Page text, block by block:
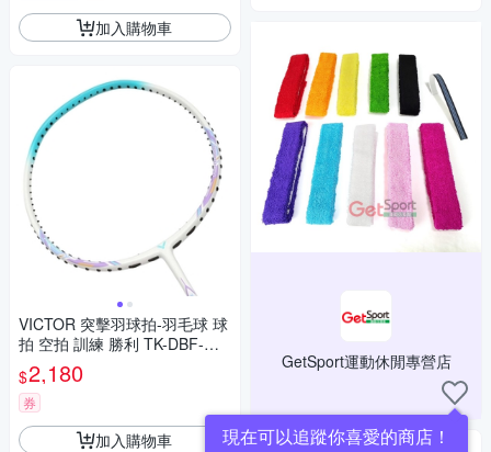
加入購物車
VICTOR 突擊羽球拍-羽毛球 球
拍 空拍 訓練 勝利 TK-DBF-M-4
U 湖水綠白紫
$2,180
券
加入購物車
GetSport運動休閒專營店
現在可以追蹤你喜愛的商店！